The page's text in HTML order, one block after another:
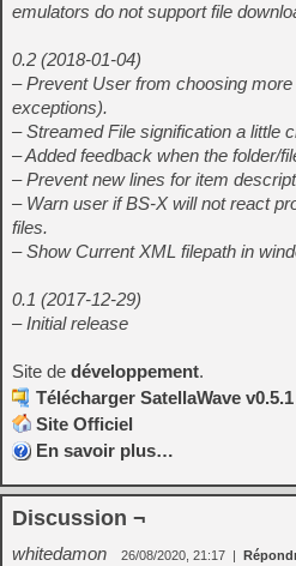
emulators do not support file
0.2 (2018-01-04)
– Prevent User from choosing
exceptions).
– Streamed File signification a little
– Added feedback when the folder/
– Prevent new lines for item
– Warn user if BS-X will not react
files.
– Show Current XML filepath in
0.1 (2017-12-29)
– Initial release
Site de développement.
Télécharger SatellaWave
Site Officiel
En savoir plus…
Discussion ¬
whitedamon 26/08/2020, 21:17